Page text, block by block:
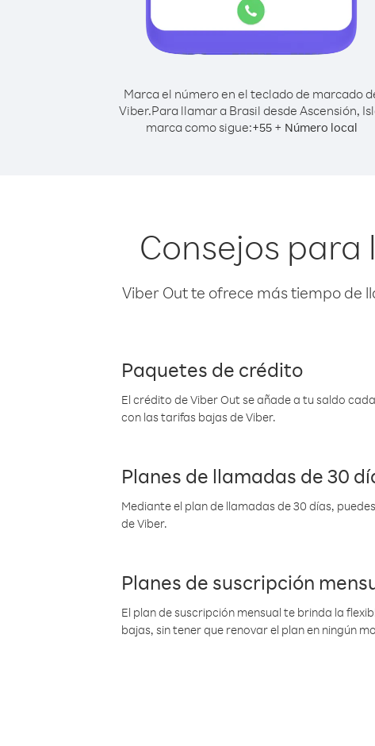
Marca el número en el teclado de marcado
Viber.Para llamar a Brasil desde Ascensión,
marca como sigue:+55+ Número local
Consejos para
Viber Out te ofrece más tiempo de
Paquetes de crédito
El crédito de Viber Out se añade a tu saldo
con las tarifas bajas de Viber.
Planes de llamadas de 30
Mediante el plan de llamadas de 30 días,
de Viber.
Planes de suscripción
El plan de suscripción mensual te brinda la
bajas, sin tener que renovar el plan en ningún